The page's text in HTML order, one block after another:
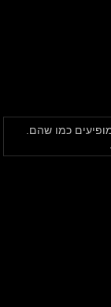
כמו שהם.